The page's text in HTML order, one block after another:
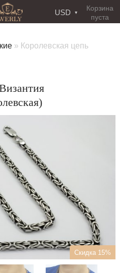
Корзина
пуста
USD
» Королевская цепь
Скидка 15%